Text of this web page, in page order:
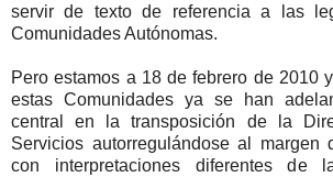
servir de texto de referencia a las
Comunidades Autónomas.
Pero estamos a 18 de febrero de 2010
estas Comunidades ya se han
central en la transposición de la
Servicios autorregulándose al margen
con interpretaciones diferentes de